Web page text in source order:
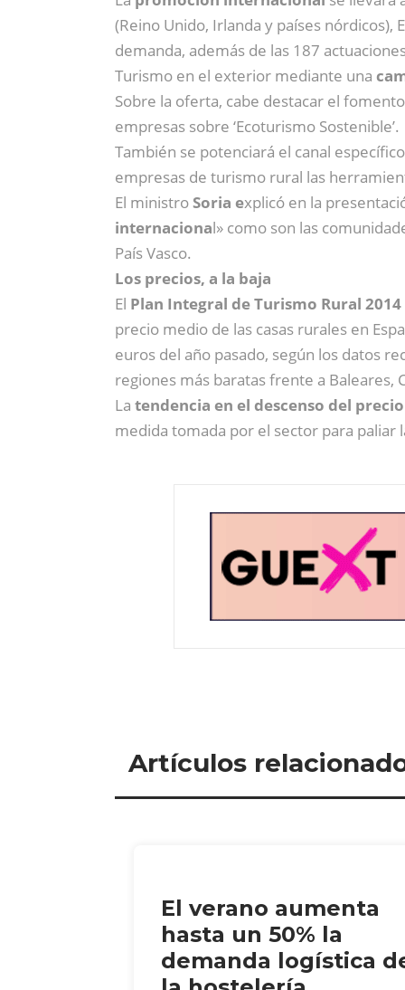
(Reino Unido, Irlanda y países nórdicos),
demanda, además de las 187
Turismo en el exterior mediante una
Sobre la oferta, cabe destacar el
empresas sobre ‘Ecoturismo Sostenible’.
También se potenciará el canal
empresas de turismo rural las
El ministroSoria explicó en la
internacional» como son las
País Vasco.
Los precios, a la baja
El Plan Integral de Turismo Rural 2014
precio medio de las casas rurales en
euros del año pasado, según los datos
regiones más baratas frente a Baleares,
La tendencia en el descenso del
medida tomada por el sector para paliar
Artículos
El verano aumenta
hasta un 50% la
demanda logística